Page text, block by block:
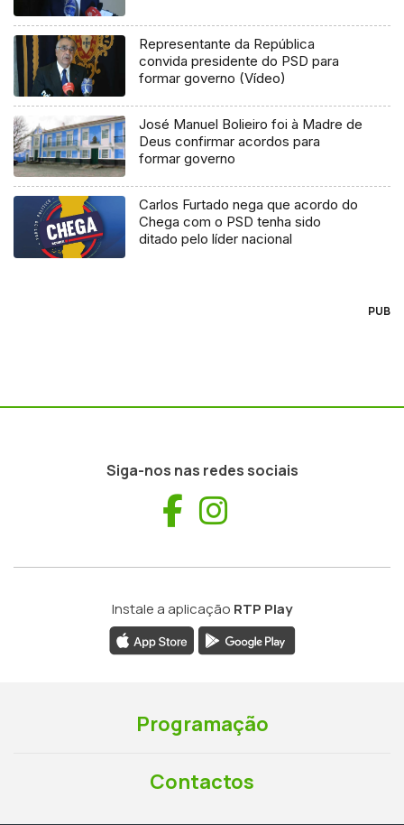
Representante da República
convida presidente do PSD para
formar governo (Vídeo)
José Manuel Bolieiro foi à Madre de
Deus confirmar acordos para
formar governo
Carlos Furtado nega que acordo do
Chega com o PSD tenha sido
ditado pelo líder nacional
PUB
Siga-nos nas redes sociais
Facebook
Instale a aplicação RTP Play
Programação
Contactos